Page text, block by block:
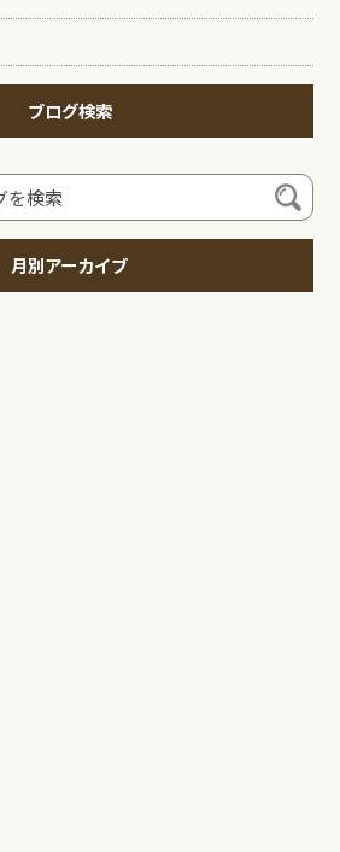
ブログ検索
月別アーカイブ